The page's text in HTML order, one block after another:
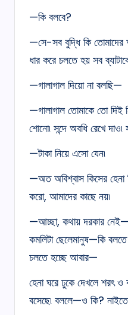
—কি বলবে?
—সে-সব বুদ্ধি কি তোমাদের
ধার করে চলতে হয় সব
—গালাগাল দিয়ো না বলছি—
—গালাগাল তোমাকে তো দিই
শোনো৷ সন্দে অবধি রেখে
—টাকা নিয়ে এসো যেন৷
—অত অবিশ্বাস কিসের হেনা
করো, আমাদের কাছে নয়৷
—আচ্ছা, কথায় দরকার
কমলিটা ছেলেমানুষ—কি
চলতে হচ্ছে আবার—
হেনা ঘরে ঢুকে দেখলে শরৎ
বসেছে৷ বললে—ও কি? নাইতে